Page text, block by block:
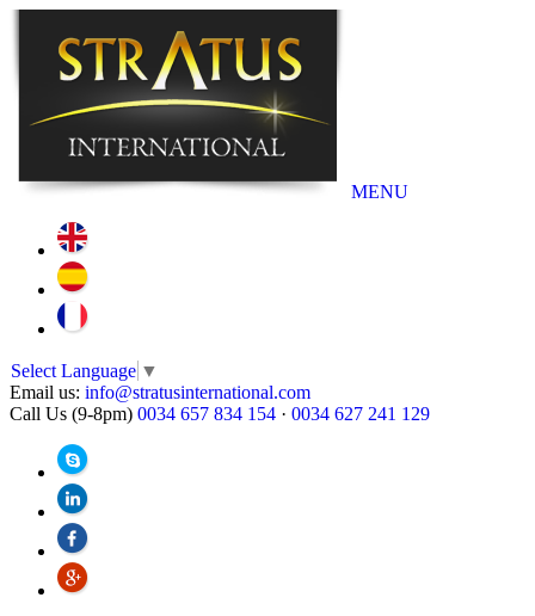
MENU
Select Language ▼
Email us: info@stratusinternational.com
Call Us (9-8pm) 0034 657 834 154 · 0034 627 241 129